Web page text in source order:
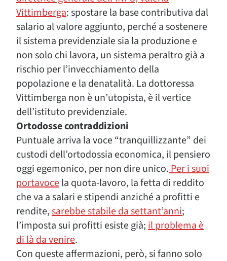
Vittimberga: spostare la base contributiva dal
salario al valore aggiunto, perché a sostenere
il sistema previdenziale sia la produzione e
non solo chi lavora, un sistema peraltro già a
rischio per l’invecchiamento della
popolazione e la denatalità. La dottoressa
Vittimberga non è un’utopista, è il vertice
dell’istituto previdenziale.
Ortodosse contraddizioni
Puntuale arriva la voce “tranquillizzante” dei
custodi dell’ortodossia economica, il pensiero
oggi egemonico, per non dire unico.Per i suoi
portavocela quota-lavoro, la fetta di reddito
che va a salari e stipendi anziché a profitti e
rendite,sarebbe stabile da settant’anni;
l’imposta sui profitti esiste già;il problema è
di là da venire.
Con queste affermazioni, però, si fanno solo